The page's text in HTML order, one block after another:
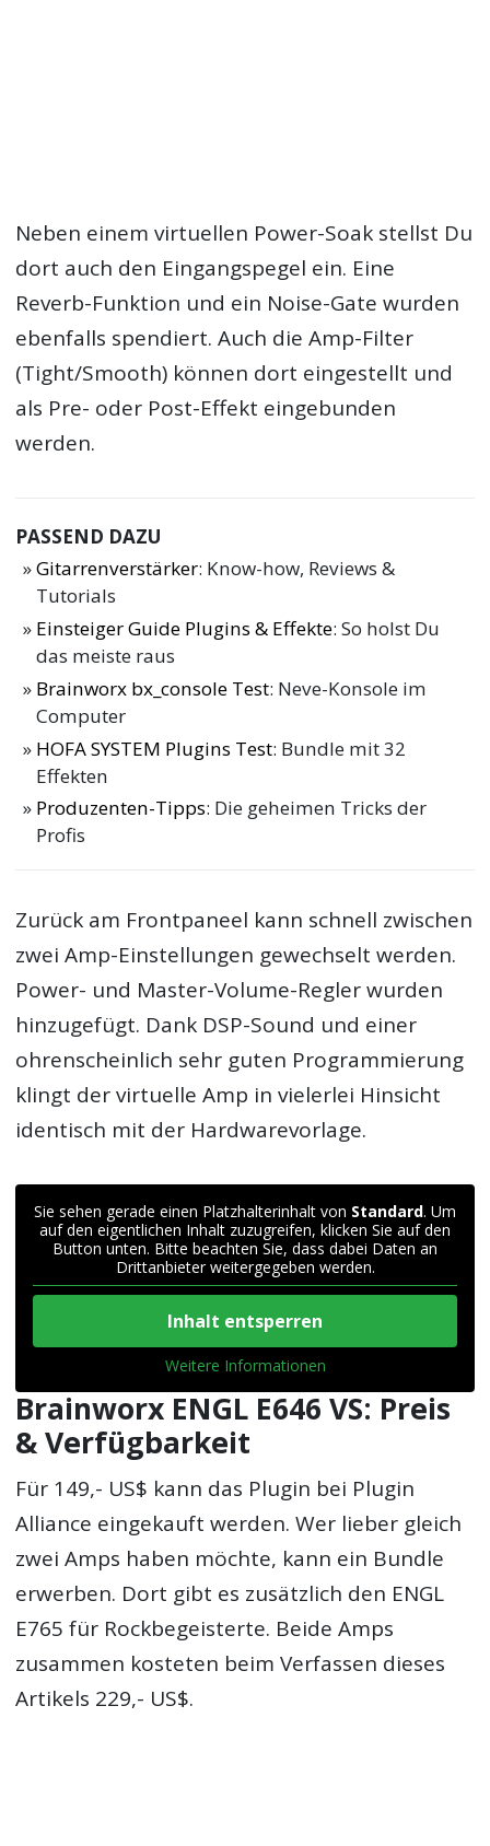
Neben einem virtuellen Power-Soak stellst Du
dort auch den Eingangspegel ein. Eine
Reverb-Funktion und ein Noise-Gate wurden
ebenfalls spendiert. Auch die Amp-Filter
(Tight/Smooth) können dort eingestellt und
als Pre- oder Post-Effekt eingebunden
werden.
PASSEND DAZU
Gitarrenverstärker: Know-how, Reviews &
Tutorials
Einsteiger Guide Plugins & Effekte: So holst Du
das meiste raus
Brainworx bx_console Test: Neve-Konsole im
Computer
HOFA SYSTEM Plugins Test: Bundle mit 32
Effekten
Produzenten-Tipps: Die geheimen Tricks der
Profis
Zurück am Frontpaneel kann schnell zwischen
zwei Amp-Einstellungen gewechselt werden.
Power- und Master-Volume-Regler wurden
hinzugefügt. Dank DSP-Sound und einer
ohrenscheinlich sehr guten Programmierung
klingt der virtuelle Amp in vielerlei Hinsicht
identisch mit der Hardwarevorlage.
Sie sehen gerade einen Platzhalterinhalt von Standard. Um
auf den eigentlichen Inhalt zuzugreifen, klicken Sie auf den
Button unten. Bitte beachten Sie, dass dabei Daten an
Drittanbieter weitergegeben werden.
Inhalt entsperren
Weitere Informationen
Brainworx ENGL E646 VS: Preis
& Verfügbarkeit
Für 149,- US$ kann das Plugin bei Plugin
Alliance eingekauft werden. Wer lieber gleich
zwei Amps haben möchte, kann ein Bundle
erwerben. Dort gibt es zusätzlich den ENGL
E765 für Rockbegeisterte. Beide Amps
zusammen kosteten beim Verfassen dieses
Artikels 229,- US$.